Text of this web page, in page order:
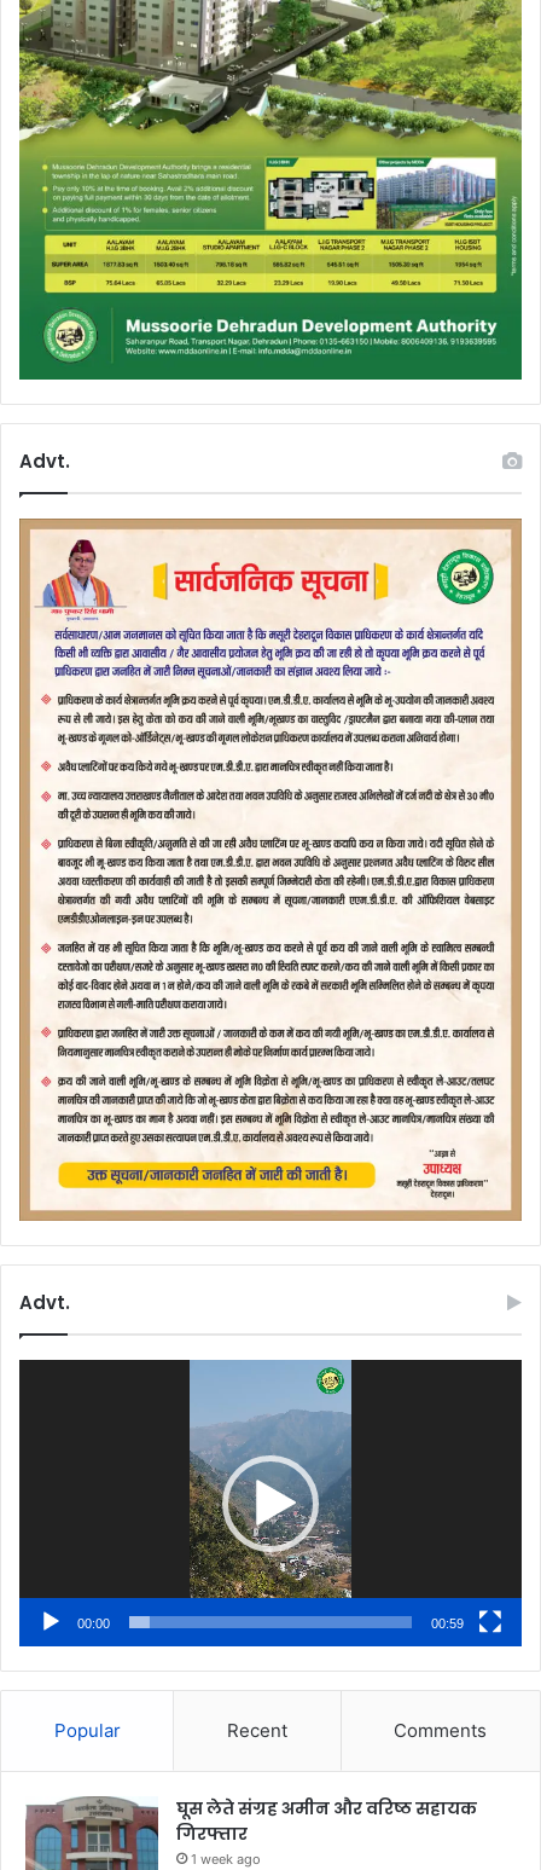
Advt.
Advt.
00:00 00:59
Popular Recent Comments
घूस लेते संग्रह अमीन और वरिष्ठ सहायक
गिरफ्तार
1 week ago